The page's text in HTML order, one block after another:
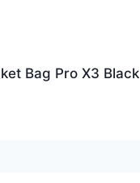
Bag Pro X3 Black